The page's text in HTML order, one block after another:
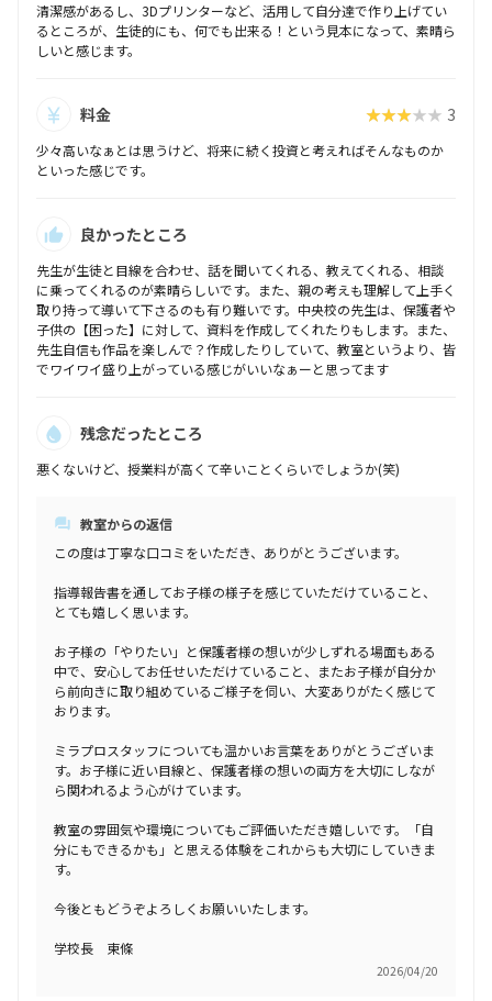
清潔感があるし、3Dプリンターなど、活用して自分達で作り上げてい
るところが、生徒的にも、何でも出来る！という見本になって、素晴ら
しいと感じます。
料金 ★★★★★ 3
少々高いなぁとは思うけど、将来に続く投資と考えればそんなものか
といった感じです。
良かったところ
先生が生徒と目線を合わせ、話を聞いてくれる、教えてくれる、相談
に乗ってくれるのが素晴らしいです。また、親の考えも理解して上手く
取り持って導いて下さるのも有り難いです。中央校の先生は、保護者や
子供の【困った】に対して、資料を作成してくれたりもします。また、
先生自信も作品を楽しんで？作成したりしていて、教室というより、皆
でワイワイ盛り上がっている感じがいいなぁーと思ってます
残念だったところ
悪くないけど、授業料が高くて辛いことくらいでしょうか(笑)
教室からの返信
この度は丁寧な口コミをいただき、ありがとうございます。
指導報告書を通してお子様の様子を感じていただけていること、
とても嬉しく思います。
お子様の「やりたい」と保護者様の想いが少しずれる場面もある
中で、安心してお任せいただけていること、またお子様が自分か
ら前向きに取り組めているご様子を伺い、大変ありがたく感じて
おります。
ミラプロスタッフについても温かいお言葉をありがとうございま
す。お子様に近い目線と、保護者様の想いの両方を大切にしなが
ら関われるよう心がけています。
教室の雰囲気や環境についてもご評価いただき嬉しいです。「自
分にもできるかも」と思える体験をこれからも大切にしていきま
す。
今後ともどうぞよろしくお願いいたします。
学校長 東條
2026/04/20